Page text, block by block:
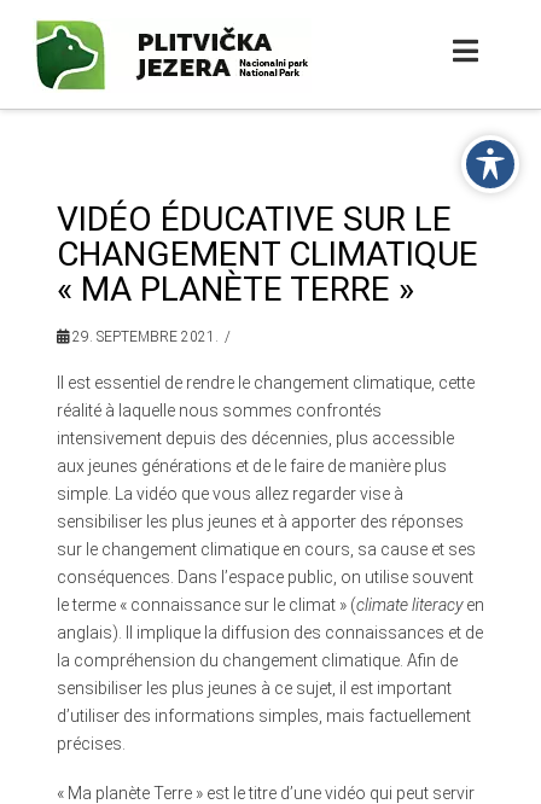
VIDÉO ÉDUCATIVE SUR LE
CHANGEMENT CLIMATIQUE
« MA PLANÈTE TERRE »
29. SEPTEMBRE 2021.
Il est essentiel de rendre le changement climatique, cette
réalité à laquelle nous sommes confrontés
intensivement depuis des décennies, plus accessible
aux jeunes générations et de le faire de manière plus
simple. La vidéo que vous allez regarder vise à
sensibiliser les plus jeunes et à apporter des réponses
sur le changement climatique en cours, sa cause et ses
conséquences. Dans l’espace public, on utilise souvent
le terme « connaissance sur le climat » (climate literacyen
anglais). Il implique la diffusion des connaissances et de
la compréhension du changement climatique. Afin de
sensibiliser les plus jeunes à ce sujet, il est important
d’utiliser des informations simples, mais factuellement
précises.
« Ma planète Terre » est le titre d’une vidéo qui peut servir